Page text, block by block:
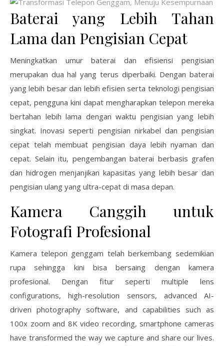
Baterai yang Lebih Tahan
Lama dan Pengisian Cepat
Meningkatkan umur baterai dan efisiensi pengisian
merupakan dua hal yang terus diperbaiki. Dengan baterai
yang lebih besar dan lebih efisien serta teknologi pengisian
cepat, pengguna kini dapat mengharapkan telepon mereka
bertahan lebih lama dengan waktu pengisian yang lebih
singkat. Inovasi seperti pengisian nirkabel dan pengisian
cepat telah membuat pengisian daya lebih nyaman dan
cepat. Selain itu, pengembangan baterai berbasis grafen
dan hidrogen menjanjikan kapasitas yang lebih besar dan
pengisian ulang yang ultra-cepat di masa depan.
Kamera Canggih untuk
Fotografi Profesional
Kamera telepon genggam telah berkembang sedemikian
rupa sehingga kini bisa bersaing dengan kamera
profesional. Dengan fitur seperti multiple lens
configurations, high-resolution sensors, advanced AI-
driven photography software, and capabilities such as
100x zoom and 8K video recording, smartphone cameras
have transformed the way we capture and share our lives.